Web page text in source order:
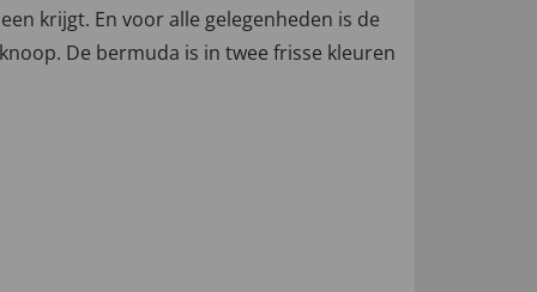
krijgt. En voor alle gelegenheden is de
De bermuda is in twee frisse kleuren